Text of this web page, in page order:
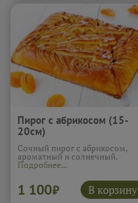
Пирог с абрикосом (15-
20см)
Сочный пирог с абрикосом,
ароматный и солнечный.
Подробнее...
1 100₽ В корзину